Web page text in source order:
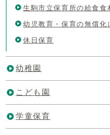
生駒市立保育所の給食食
幼児教育・保育の無償化
休日保育
幼稚園
こども園
学童保育